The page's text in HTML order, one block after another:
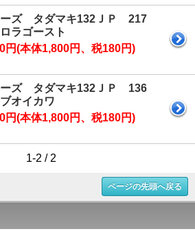
ーズ タダマキ132ＪＰ 217
ラゴースト
円(本体1,800円、税180円)
ーズ タダマキ132ＪＰ 136
オイカワ
円(本体1,800円、税180円)
1-2 / 2
ページの先頭へ戻る